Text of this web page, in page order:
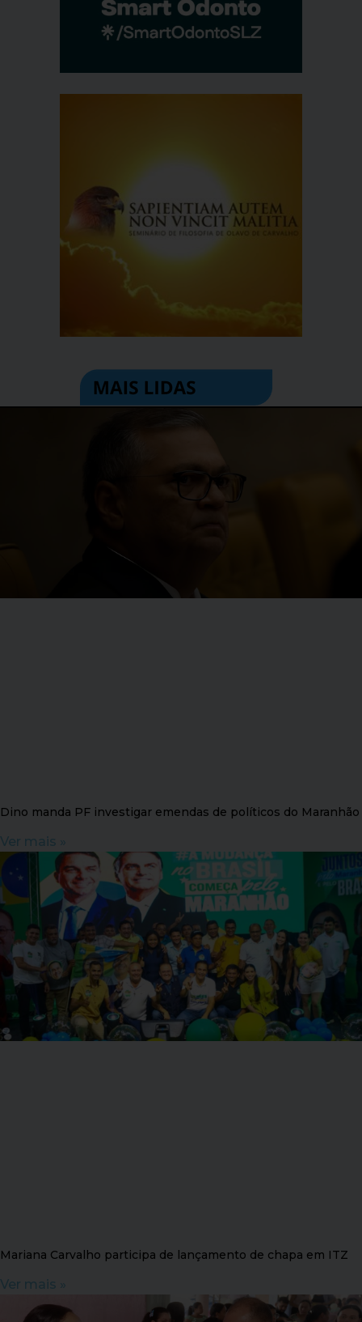
Dino manda PF investigar emendas de políticos do Maranhão
Ver mais »
Mariana Carvalho participa de lançamento de chapa em ITZ
Ver mais »